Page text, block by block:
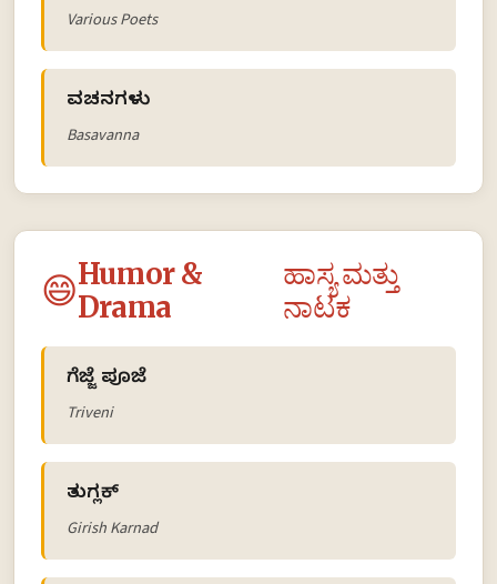
Various Poets
ವಚನಗಳು
Basavanna
😄Humor &
Drama
ಹಾಸ್ಯ ಮತ್ತು
ನಾಟಕ
ಗೆಜ್ಜೆ ಪೂಜೆ
Triveni
ತುಗ್ಲಕ್
Girish Karnad